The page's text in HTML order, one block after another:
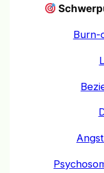
Burn-